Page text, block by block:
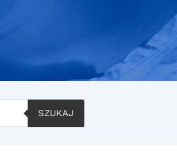
SZUKAJ